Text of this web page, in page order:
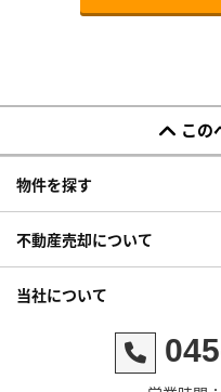
この
物件を探す
不動産売却について
当社について